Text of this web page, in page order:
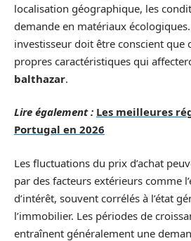
localisation géographique, les
demande en matériaux
investisseur doit être conscient que
propres caractéristiques qui
balthazar.
Lire également : Les meilleures
Portugal en 2026
Les fluctuations du prix d’achat
par des facteurs extérieurs comme
d’intérêt, souvent corrélés à l’état
l’immobilier. Les périodes de
entraînent généralement une